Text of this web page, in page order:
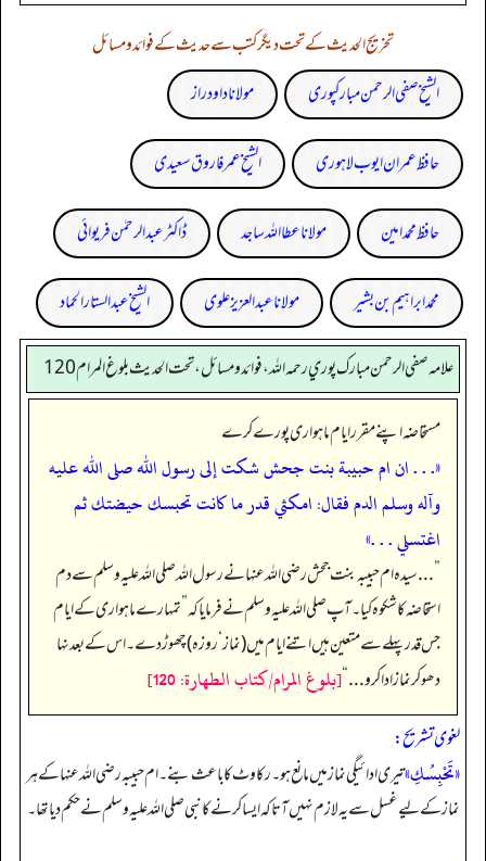
تخریج الحدیث کے تحت دیگر کتب سے حدیث کے فوائد و مسائل
الشیخ صفی الرحمن مبارکپوری
مولانا داود راز
حافظ عمران ایوب لاہوری الشیخ عمر فاروق سعیدی
حافظ محمد امین مولانا عطا اللہ ساجد ڈاکٹر عبدالرحمٰن فریوائی
محمد ابراہیم بن بشیر مولانا عبد العزیز علوی الشیخ عبدالستار الحماد
علامه صفي الرحمن مبارك پوري رحمه الله، فوائد و مسائل، تحت الحديث بلوغ المرام 120
مستحاضہ اپنے مقرر ایام ماہواری پورے کرے
«. . . ان ام حبيبة بنت جحش شكت إلى رسول الله صلى الله عليه
وآله وسلم الدم فقال: ‏‏‏‏امكثي قدر ما كانت تحبسك حيضتك ثم
اغتسلي . . .»
”. . . سیدہ ام حبیبہ بنت جحش رضی اللہ عنہا نے رسول اللہ صلی اللہ علیہ وسلم سے دم
استحاضہ کا شکوہ کیا۔ آپ صلی اللہ علیہ وسلم نے فرمایا کہ”تمہارے ماہواری کے ایام
جس قدر پہلے سے متعین ہیں اتنے ایام میں (نماز ‘ روزہ) چھوڑ دے۔ اس کے بعد نہا
دھو کر نماز ادا کرو . . .“[بلوغ المرام/كتاب الطهارة: 120]
لغوی تشریح:
«تَحْبِسُكِ»تیری ادائیگی نماز میں مانع ہو۔ رکاوٹ کا باعث بنے۔ ام حبیبہ رضی اللہ عنہا کے ہر
نماز کے لیے غسل سے یہ لازم نہیں آتا کہ ایسا کرنے کا نبی صلی اللہ علیہ و سلم نے حکم دیا تھا۔